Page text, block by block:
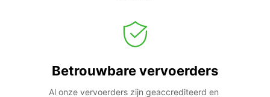
Betrouwbare vervoerders
Al onze vervoerders zijn geaccrediteerd en